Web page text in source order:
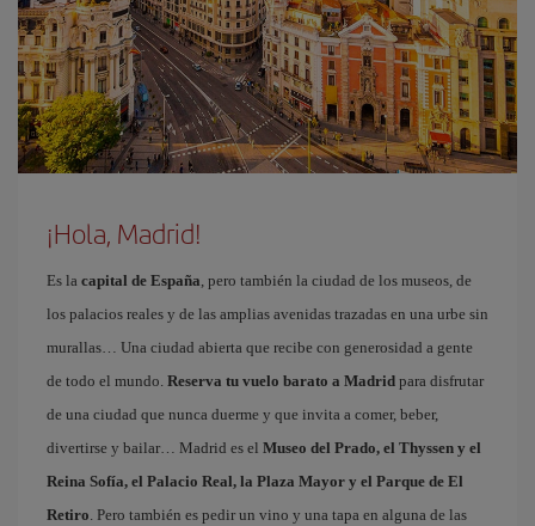
¡Hola, Madrid!
Es la capital de España, pero también la ciudad de los museos, de
los palacios reales y de las amplias avenidas trazadas en una urbe sin
murallas… Una ciudad abierta que recibe con generosidad a gente
de todo el mundo. Reserva tu vuelo barato a Madrid para disfrutar
de una ciudad que nunca duerme y que invita a comer, beber,
divertirse y bailar… Madrid es el Museo del Prado, el Thyssen y el
Reina Sofía, el Palacio Real, la Plaza Mayor y el Parque de El
Retiro. Pero también es pedir un vino y una tapa en alguna de las